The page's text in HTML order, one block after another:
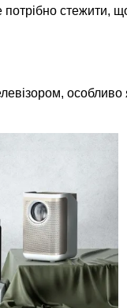
потрібно стежити,
особливо